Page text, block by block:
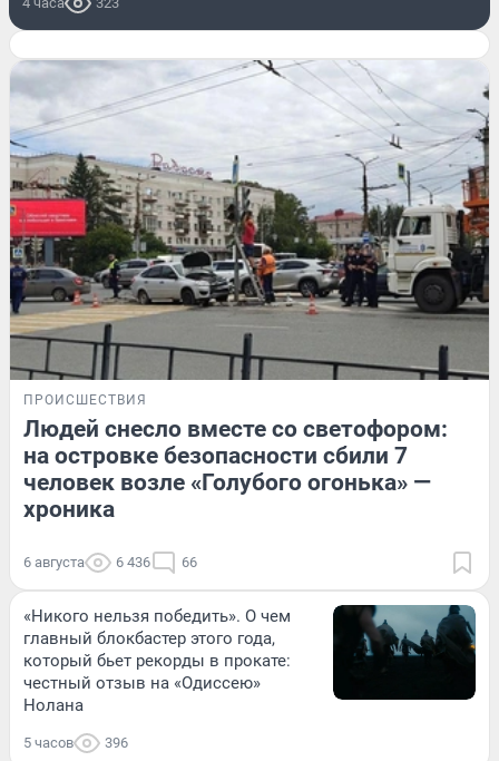
ПРОИСШЕСТВИЯ
Людей снесло вместе со светофором:
на островке безопасности сбили 7
человек возле «Голубого огонька» —
хроника
6 августа 6 436 66
«Никого нельзя победить». О чем
главный блокбастер этого года,
который бьет рекорды в прокате:
честный отзыв на «Одиссею»
Нолана
5 часов 396